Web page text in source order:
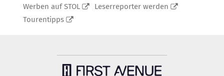
Werben auf STOL
Leserreporter werden
Tourentipps